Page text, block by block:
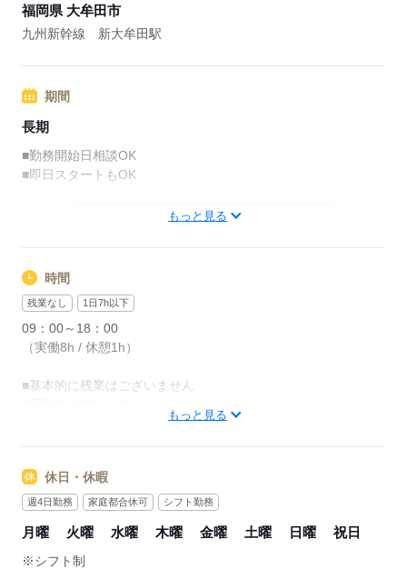
【交通費備考】
福岡県 大牟田市
九州新幹線 新大牟田駅
期間
長期
■勤務開始日相談OK
■即日スタートもOK
もっと見る
時間
残業なし 1日7h以下
09：00～18：00
（実働8h / 休憩1h）
■基本的に残業はございません
もっと見る
休日・休暇
週4日勤務 家庭都合休可 シフト勤務
月曜 火曜 水曜 木曜 金曜 土曜 日曜 祝日
※シフト制